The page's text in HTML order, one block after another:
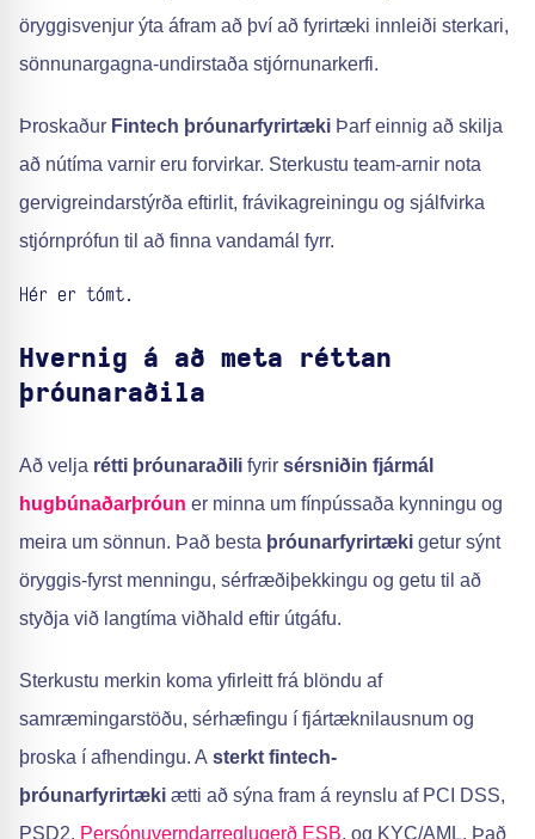
öryggisvenjur ýta áfram að því að fyrirtæki innleiði sterkari,
sönnunargagna-undirstaða stjórnunarkerfi.
Þroskaður Fintech þróunarfyrirtæki Þarf einnig að skilja
að nútíma varnir eru forvirkar. Sterkustu team-arnir nota
gervigreindarstýrða eftirlit, frávikagreiningu og sjálfvirka
stjórnprófun til að finna vandamál fyrr.
Hér er tómt.
Hvernig á að meta réttan
þróunaraðila
Að velja rétti þróunaraðili fyrir sérsniðin fjármál
hugbúnaðarþróun er minna um fínpússaða kynningu og
meira um sönnun. Það besta þróunarfyrirtæki getur sýnt
öryggis-fyrst menningu, sérfræðiþekkingu og getu til að
styðja við langtíma viðhald eftir útgáfu.
Sterkustu merkin koma yfirleitt frá blöndu af
samræmingarstöðu, sérhæfingu í fjártæknilausnum og
þroska í afhendingu. A sterkt fintech-
þróunarfyrirtæki ætti að sýna fram á reynslu af PCI DSS,
PSD2, Persónuverndarreglugerð ESB, og KYC/AML. Það